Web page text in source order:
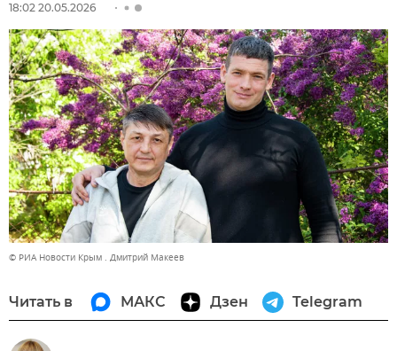
18:02 20.05.2026
© РИА Новости Крым . Дмитрий Макеев
Читать в МАКС Дзен Telegram